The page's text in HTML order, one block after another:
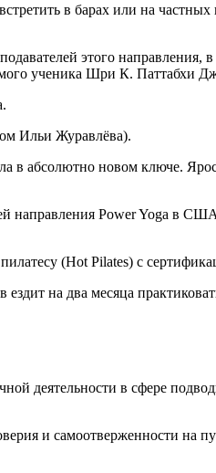
в барах или на
этого
ученика Шри К. Паттабхи
Ильи Журавлёва).
в абсолютно новом ключе.
направления Power Yoga в
(Hot Pilates) с
на два месяца
деятельности в сфере
и самоотверженности на